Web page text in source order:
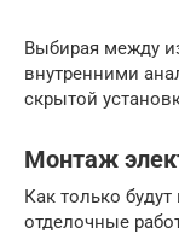
Выбирая между
внутренними
скрытой
Монтаж
Как только
отделочные